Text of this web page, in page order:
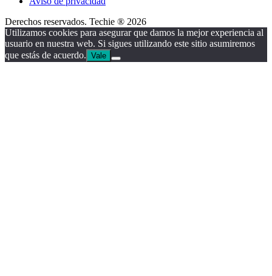
Derechos reservados. Techie ® 2026
Utilizamos cookies para asegurar que damos la mejor experiencia al
usuario en nuestra web. Si sigues utilizando este sitio asumiremos
que estás de acuerdo. Vale